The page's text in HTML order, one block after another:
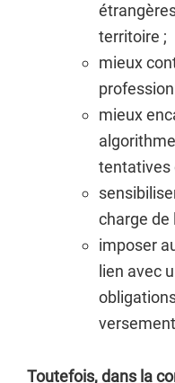
territoire ;
mieux
mieux
tentatives
charge de
imposer
lien avec
Toutefois, dans la